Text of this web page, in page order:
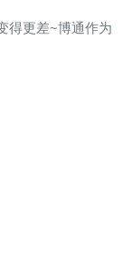
得更差~博通作为